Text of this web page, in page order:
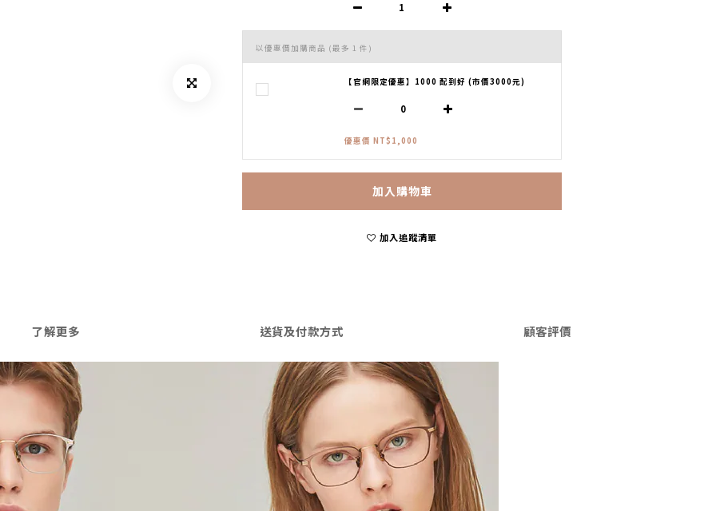
以優惠價加購商品 (最多 1 件)
【官網限定優惠】1000 配到好 (市價3000元)
優惠價 NT$1,000
加入購物車
加入追蹤清單
了解更多 送貨及付款方式 顧客評價